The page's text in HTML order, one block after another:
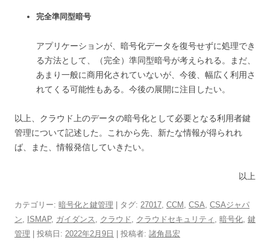
完全準同型暗号
アプリケーションが、暗号化データを復号せずに処理でき
る方法として、（完全）準同型暗号が考えられる。まだ、
あまり一般に商用化されていないが、今後、幅広く利用さ
れてくる可能性もある。今後の展開に注目したい。
以上、クラウド上のデータの暗号化として必要となる利用者鍵
管理について記述した。これから先、新たな情報が得られれ
ば、また、情報発信していきたい。
以上
カテゴリー: 暗号化と鍵管理 | タグ: 27017 CCM CSA CSAジャパ
ン
ISMAP, ガイダンス クラウド クラウドセキュリティ 暗号化 鍵
管理 | 投稿日: 2022年2月9日 | 投稿者: 諸角昌宏